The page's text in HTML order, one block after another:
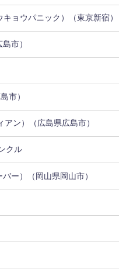
ョウパニック）（東京新宿）
市）
市）
アン）（広島県広島市）
クル
ー）（岡山県岡山市）